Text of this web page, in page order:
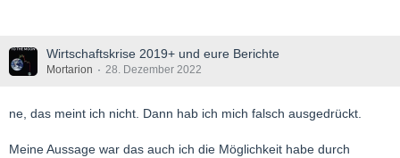
Wirtschaftskrise 2019+ und eure Berichte
Mortarion 28. Dezember 2022
ne, das meint ich nicht. Dann hab ich mich falsch ausgedrückt.
Meine Aussage war das auch ich die Möglichkeit habe durch